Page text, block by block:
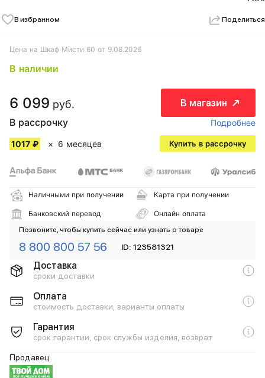
В избранном Поделиться
Цена на Шкаф Мисти 60 от 9.08.2026
В наличии
6 099 руб. В магазин
В рассрочку Подробнее
1017 ₽ 6 месяцев Купить в рассрочку
Наличными при получении Карта при получении
Банковский перевод Онлайн оплата
Позвоните, чтобы купить сейчас или узнать о товаре
8 800 800 57 56 ID: 123581321
Доставка
сроки доставки
Оплата
стоимость доставки, варианты оплаты
Гарантия
срок гарантии, срок службы изделия, возврат
Продавец